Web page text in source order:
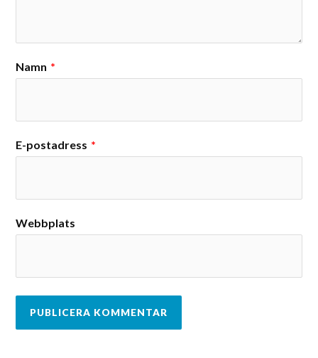
Namn *
E-postadress *
Webbplats